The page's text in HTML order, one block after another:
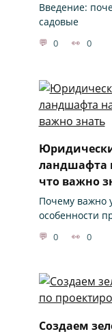
Введение:
садовые
0 0
ландшафта
что важно
Почему важно
особенности
0 0
Создаем